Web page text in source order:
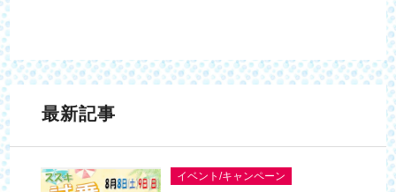
最新記事
イベント/キャンペーン